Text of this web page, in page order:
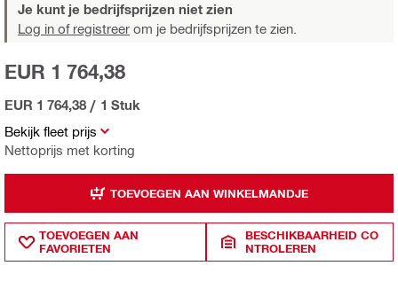
Je kunt je bedrijfsprijzen niet zien
Log in of registreer om je bedrijfsprijzen te zien.
Bekijk fleet prijs
Nettoprijs met korting
EUR 1 764,38
EUR 1 764,38 / 1 Stuk
TOEVOEGEN AAN WINKELMANDJE
TOEVOEGEN AAN
FAVORIETEN
BESCHIKBAARHEID CO
NTROLEREN